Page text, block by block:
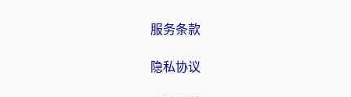
服务条款
隐私协议